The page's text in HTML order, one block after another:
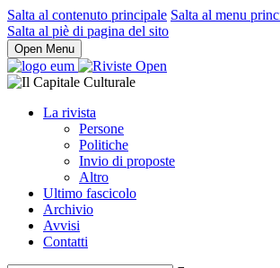
Salta al contenuto principale Salta al menu
Salta al piè di pagina del sito
Open Menu
La rivista
Persone
Politiche
Invio di proposte
Altro
Ultimo fascicolo
Archivio
Avvisi
Contatti